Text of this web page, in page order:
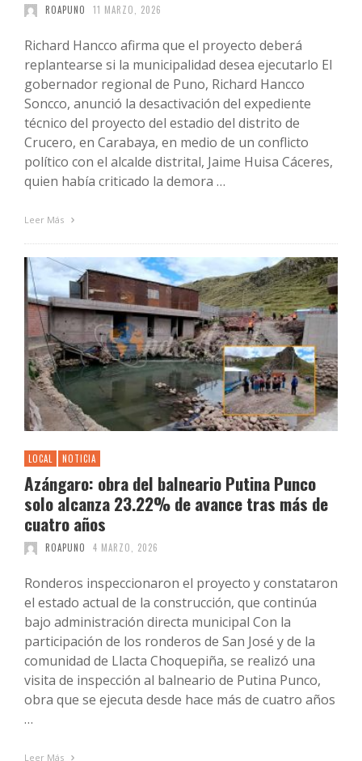
ROAPUNO 11 MARZO, 2026
Richard Hancco afirma que el proyecto deberá
replantearse si la municipalidad desea ejecutarlo El
gobernador regional de Puno, Richard Hancco
Soncco, anunció la desactivación del expediente
técnico del proyecto del estadio del distrito de
Crucero, en Carabaya, en medio de un conflicto
político con el alcalde distrital, Jaime Huisa Cáceres,
quien había criticado la demora …
Leer Más
LOCAL NOTICIA
Azángaro: obra del balneario Putina Punco
solo alcanza 23.22% de avance tras más de
cuatro años
ROAPUNO 4 MARZO, 2026
Ronderos inspeccionaron el proyecto y constataron
el estado actual de la construcción, que continúa
bajo administración directa municipal Con la
participación de los ronderos de San José y de la
comunidad de Llacta Choquepiña, se realizó una
visita de inspección al balneario de Putina Punco,
obra que se ejecuta desde hace más de cuatro años
…
Leer Más